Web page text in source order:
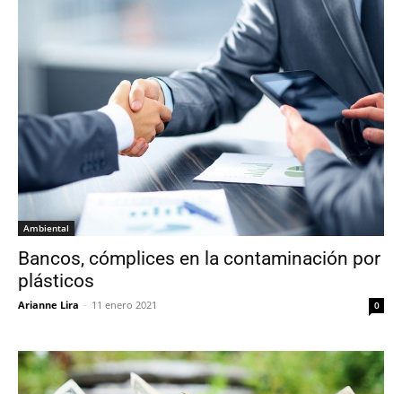
Ambiental
Bancos, cómplices en la contaminación por
plásticos
Arianne Lira - 11 enero 2021 0